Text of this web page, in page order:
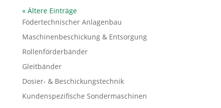
« Ältere Einträge
Födertechnischer Anlagenbau
Maschinenbeschickung & Entsorgung
Rollenförderbänder
Gleitbänder
Dosier- & Beschickungstechnik
Kundenspezifische Sondermaschinen